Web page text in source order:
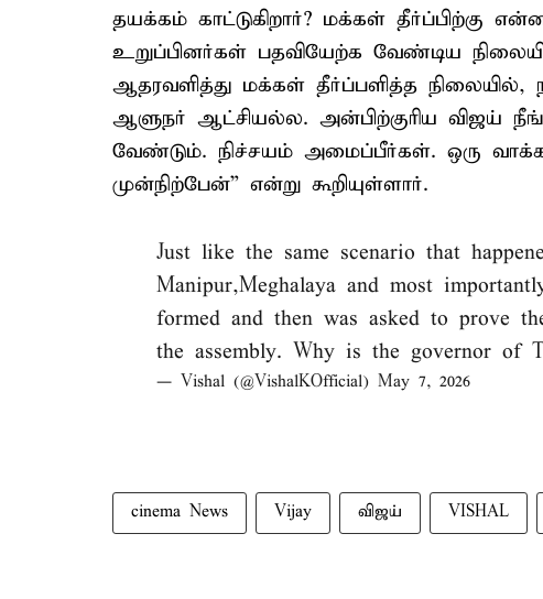
தயக்கம் காட்டுகிறார்? மக்கள் தீர்ப்பிற்கு
உறுப்பினர்கள் பதவியேற்க வேண்டிய
ஆதரவளித்து மக்கள் தீர்ப்பளித்த
ஆளுநர் ஆட்சியல்ல. அன்பிற்குரிய விஜய்
வேண்டும். நிச்சயம் அமைப்பீர்கள். ஒரு
முன்நிற்பேன்” என்று கூறியுள்ளார்.
Just like the same scenario that
Manipur,Meghalaya and most
formed and then was asked to prove
the assembly. Why is the governor of
— Vishal (@VishalKOfficial) May 7, 2026
cinema News Vijay விஜய் VISHAL